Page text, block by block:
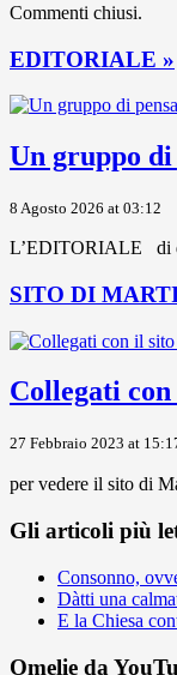
Commenti chiusi.
EDITORIALE »
Un gruppo
8 Agosto 2026 at 03:12
L’EDITORIALE di
SITO DI
Collegati
27 Febbraio 2023 at
per vedere il sito di
Gli articoli più
Consonno,
Dàtti una
E la Chiesa
Omelie da